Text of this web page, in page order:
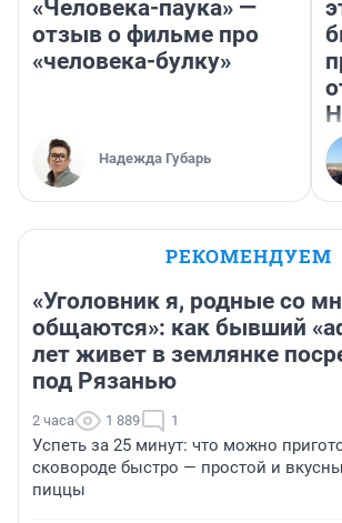
«Человека-паука» —
отзыв о фильме про
«человека-булку»
Надежда Губарь
РЕКОМЕНДУЕМ
«Уголовник я, родные со
общаются»: как бывший
лет живет в землянке
под Рязанью
2 часа 1 889 1
Успеть за 25 минут: что можно
сковороде быстро — простой и
пиццы